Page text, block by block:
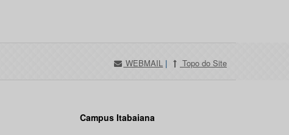
WEBMAIL | Topo do Site
Campus Itabaiana